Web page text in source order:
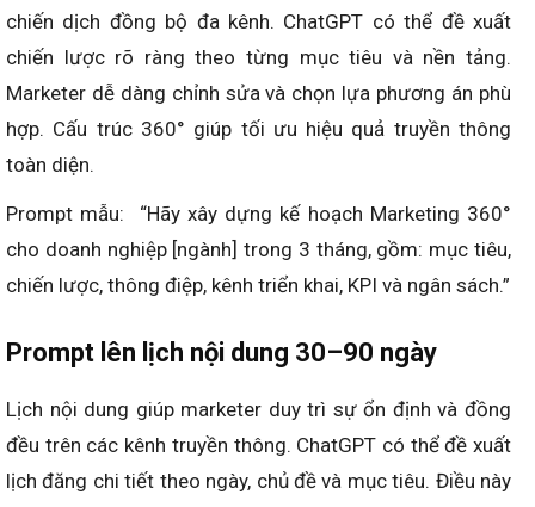
dịch càng hiệu quả.
Prompt mẫu: “Hãy tạo chân dung khách hàng cho sản
phẩm [tên sản phẩm] gồm: độ tuổi, thu nhập, nhu cầu,
hành vi online, pain points và động lực mua hàng.”
Prompt kế hoạch tổng thể 360°
Kế hoạch marketing 360° giúp doanh nghiệp triển khai
chiến dịch đồng bộ đa kênh. ChatGPT có thể đề xuất
chiến lược rõ ràng theo từng mục tiêu và nền tảng.
Marketer dễ dàng chỉnh sửa và chọn lựa phương án phù
hợp. Cấu trúc 360° giúp tối ưu hiệu quả truyền thông
toàn diện.
Prompt mẫu: “Hãy xây dựng kế hoạch Marketing 360°